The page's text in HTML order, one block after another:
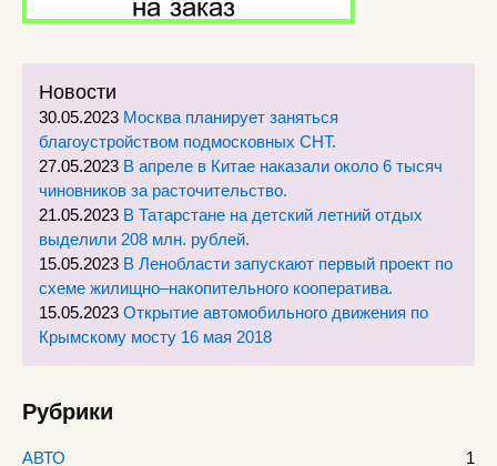
Новости
30.05.2023 Москва планирует заняться
благоустройством подмосковных СНТ.
27.05.2023 В апреле в Китае наказали около 6 тысяч
чиновников за расточительство.
21.05.2023 В Татарстане на детский летний отдых
выделили 208 млн. рублей.
15.05.2023 В Ленобласти запускают первый проект по
схеме жилищно–накопительного кооператива.
15.05.2023 Открытие автомобильного движения по
Крымскому мосту 16 мая 2018
Рубрики
АВТО 1